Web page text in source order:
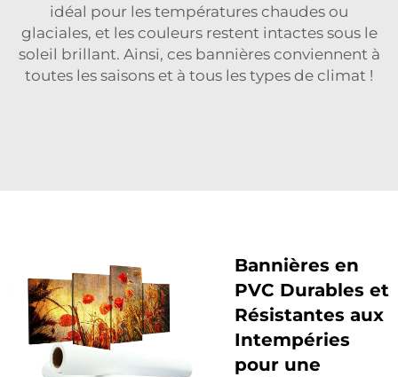
idéal pour les températures chaudes ou
glaciales, et les couleurs restent intactes sous le
soleil brillant. Ainsi, ces bannières conviennent à
toutes les saisons et à tous les types de climat !
Bannières en
PVC Durables et
Résistantes aux
Intempéries
pour une